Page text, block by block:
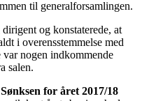
til generalforsamlingen.
og konstaterede, at
i overensstemmelse med
var nogen indkommende
salen.
for året 2017/18